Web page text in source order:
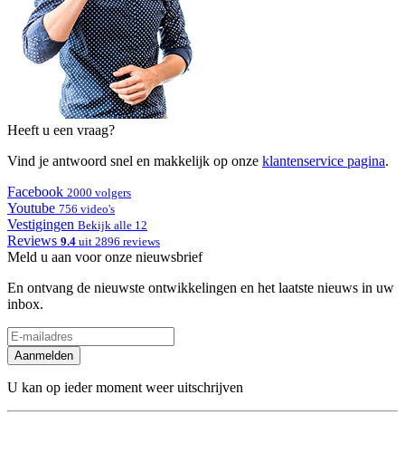
Heeft u een vraag?
Vind je antwoord snel en makkelijk op onze klantenservice pagina.
Facebook 2000 volgers
Youtube 756 video's
Vestigingen Bekijk alle 12
Reviews 9.4 uit 2896 reviews
Meld u aan voor onze nieuwsbrief
En ontvang de nieuwste ontwikkelingen en het laatste nieuws in uw
inbox.
Aanmelden
U kan op ieder moment weer uitschrijven